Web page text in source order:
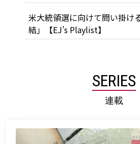
米大統領選に向けて問い掛け
結」【EJ’s Playlist】
SERIES
連載